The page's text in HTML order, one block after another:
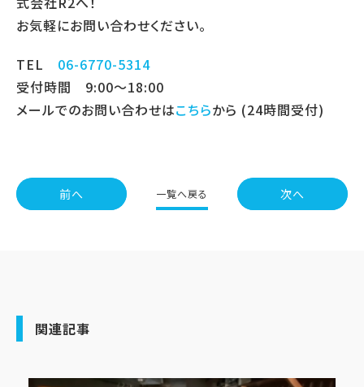
お気軽にお問い合わせください。
TEL 06-6770-5314
受付時間 9:00～18:00
メールでのお問い合わせはこちらから (24時間受付)
前へ 一覧へ戻る 次へ
関連記事